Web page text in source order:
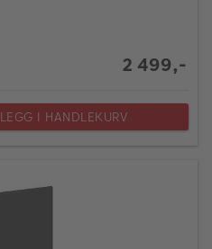
2 499,-
LEGG I HANDLEKURV